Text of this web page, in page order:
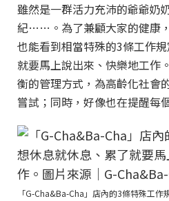
雖然是一群活力充沛的爺爺奶
紀……。為了兼顧大家的健康
也能看到相當特殊的3條工作
就要馬上說出來、快樂地工作
衡的管理方式，為高齡化社會
嘗試；同時，好像也在提醒每
「G-Cha&Ba-Cha」店內的3條特殊工